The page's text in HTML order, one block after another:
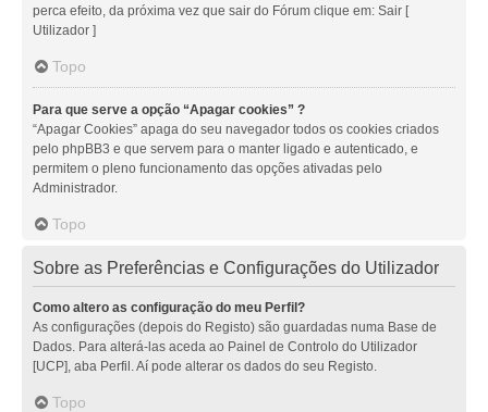
perca efeito, da próxima vez que sair do Fórum clique em: Sair [
Utilizador ]
Topo
Para que serve a opção “Apagar cookies” ?
“Apagar Cookies” apaga do seu navegador todos os cookies criados
pelo phpBB3 e que servem para o manter ligado e autenticado, e
permitem o pleno funcionamento das opções ativadas pelo
Administrador.
Topo
Sobre as Preferências e Configurações do Utilizador
Como altero as configuração do meu Perfil?
As configurações (depois do Registo) são guardadas numa Base de
Dados. Para alterá-las aceda ao Painel de Controlo do Utilizador
[UCP], aba Perfil. Aí pode alterar os dados do seu Registo.
Topo